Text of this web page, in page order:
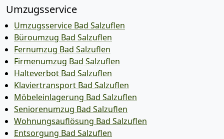
Umzugsservice
Umzugsservice Bad Salzuflen
Büroumzug Bad Salzuflen
Fernumzug Bad Salzuflen
Firmenumzug Bad Salzuflen
Halteverbot Bad Salzuflen
Klaviertransport Bad Salzuflen
Möbeleinlagerung Bad Salzuflen
Seniorenumzug Bad Salzuflen
Wohnungsauflösung Bad Salzuflen
Entsorgung Bad Salzuflen